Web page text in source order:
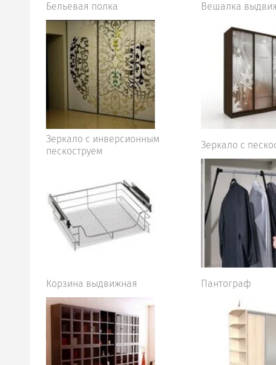
Бельевая полка Вешалка
Зеркало с инверсионным
пескоструем
Зеркало с
Корзина выдвижная Пантограф